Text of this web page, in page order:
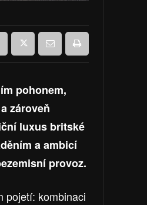
pohonem,
zároveň
luxus britské
a ambicí
provoz.
pojetí: kombinaci